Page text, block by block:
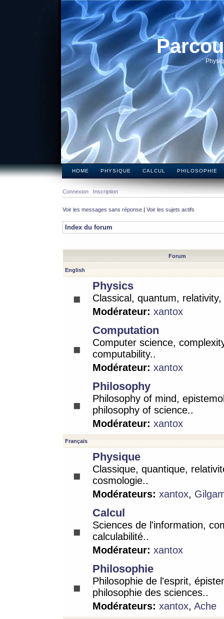
HOME PHYSIQUE CALCUL PHILOSOPHIE
Connexion Inscription
Voir les messages sans réponse | Voir les sujets actifs
Index du forum
Forum
English
Physics
Classical, quantum,
Modérateur: xantox
Computation
Computer science,
computability..
Modérateur: xantox
Philosophy
Philosophy of mind,
philosophy of science..
Modérateur: xantox
Français
Physique
Classique, quantique,
cosmologie..
Modérateurs: xantox,
Calcul
Sciences de l'information,
calculabilité..
Modérateur: xantox
Philosophie
Philosophie de l'esprit,
philosophie des sciences..
Modérateurs: xantox, Ache